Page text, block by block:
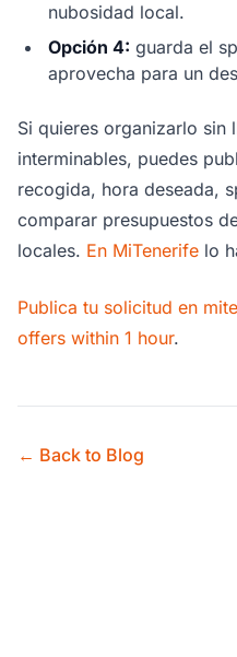
nubosidad local.
Opción 4: guarda el
aprovecha para un
Si quieres organizarlo sin
interminables, puedes
recogida, hora deseada,
comparar presupuestos
locales. En MiTenerife lo
Publica tu solicitud en
offers within 1 hour.
← Back to Blog